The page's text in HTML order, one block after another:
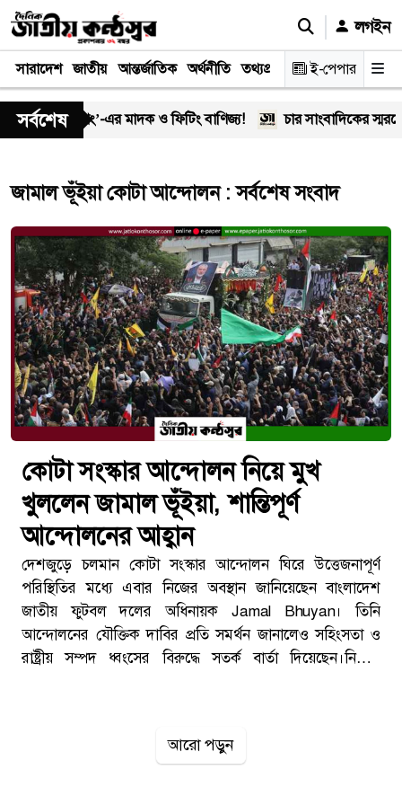
লগইন
সারাদেশ জাতীয় আন্তর্জাতিক অর্থনীতি তথ্যপ্রযুক্তি স্বাস্থ্য আইন-
ই-পেপার
সর্বশেষ
‘অসীম-গং’-এর মাদক ও ফিটিং বাণিজ্য! চার সাংবাদিকের
জামাল ভূঁইয়া কোটা আন্দোলন : সর্বশেষ সংবাদ
কোটা সংস্কার আন্দোলন নিয়ে মুখ
খুললেন জামাল ভূঁইয়া, শান্তিপূর্ণ
আন্দোলনের আহ্বান
দেশজুড়ে চলমান কোটা সংস্কার আন্দোলন ঘিরে উত্তেজনাপূর্ণ
পরিস্থিতির মধ্যে এবার নিজের অবস্থান জানিয়েছেন বাংলাদেশ
জাতীয় ফুটবল দলের অধিনায়ক Jamal Bhuyan। তিনি
আন্দোলনের যৌক্তিক দাবির প্রতি সমর্থন জানালেও সহিংসতা ও
রাষ্ট্রীয় সম্পদ ধ্বংসের বিরুদ্ধে সতর্ক বার্তা দিয়েছেন।নিজের
পাশে আছি”ভিডিও বার্তায় জামাল ভূঁইয়া বলেন, দেশের ছাত্রসমাজ
আরো পড়ুন